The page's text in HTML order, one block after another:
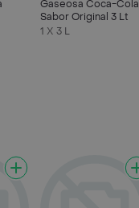
Gaseosa Coca-Cola
Sabor Original 3 Lt
1 X 3 L